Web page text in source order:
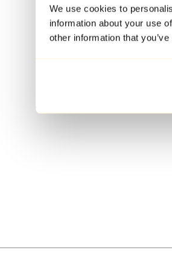
We use cookies to
information about your use
other information that